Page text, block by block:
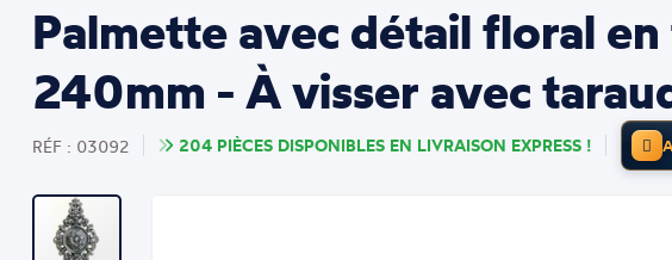
Palmette avec détail floral
240mm - À visser avec
RÉF : 03092 204 PIÈCES DISPONIBLES EN LIVRAISON EXPRESS !